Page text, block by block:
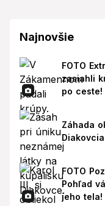
Najnovšie
FOTO
zasiahli
po ceste!
Záhada
FOTO
Pohľad
jeho tela!